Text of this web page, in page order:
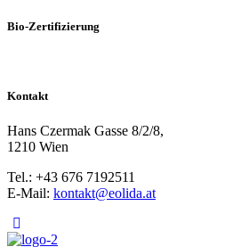
Bio-Zertifizierung
Kontakt
Hans Czermak Gasse 8/2/8,
1210 Wien
Tel.: +43 676 7192511
E-Mail: kontakt@eolida.at